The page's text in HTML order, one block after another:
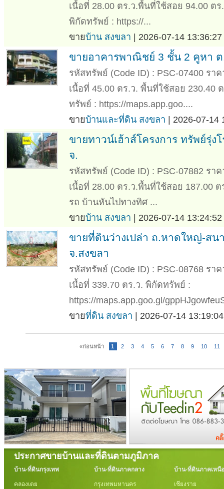
เนื้อที่ 28.00 ตร.ว.พื้นที่ใช้สอย 94.00 ต
พิกัดทรัพย์ : https://...
ขายบ้าน สงขลา | 2026-07-14
ขายอาคารพาณิชย์ 3 ชั้น 2 คูหา
รหัสทรัพย์ (Code ID) : PSC-07400 รา
เนื้อที่ 45.00 ตร.ว. พื้นที่ใช้สอย 230.40
ทรัพย์ : https://maps.app.goo....
ขายบ้านและที่ดิน สงขลา | 2026-07-14
ขายทาวน์เฮ้าส์โครงการ ทรัพย์รุ่
จ.
รหัสทรัพย์ (Code ID) : PSC-07882 รา
เนื้อที่ 28.00 ตร.ว.พื้นที่ใช้สอย 187.00
รถ บ้านหันไปทางทิศ ...
ขายบ้าน สงขลา | 2026-07-14
ขายที่ดินว่างเปล่า ถ.หาดใหญ่-ส
จ.สงขลา
รหัสทรัพย์ (Code ID) : PSC-08768 รา
เนื้อที่ 339.70 ตร.ว. พิกัดทรัพย์ :
https://maps.app.goo.gl/
ขายที่ดิน สงขลา | 2026-07-14
«ก่อนหน้า 1 2 3 4 5 6 7 8 9 10 11
ประกาศขายบ้านและที่ดินตามภูมิภาค
บ้าน-ที่ดินกรุงเทพ
คลองเตย
บ้าน-ที่ดินภาคกลาง
กรุงเทพมหานคร
บ้าน-ที่ดินภาคเหนือ
เชียงราย